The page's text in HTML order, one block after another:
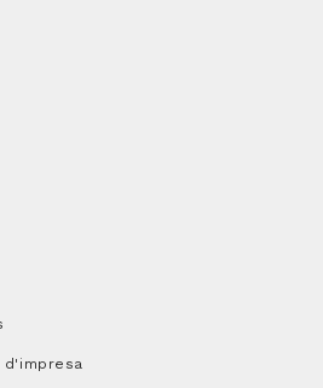
d'impresa